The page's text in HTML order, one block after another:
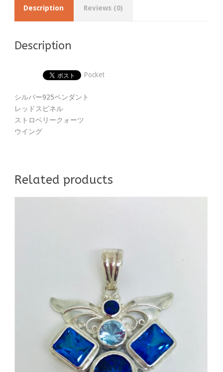
Description Reviews (0)
Description
Pocket
シルバー925ペンダント
レッドスピネル
ストロベリークォーツ
ウイング
Related products